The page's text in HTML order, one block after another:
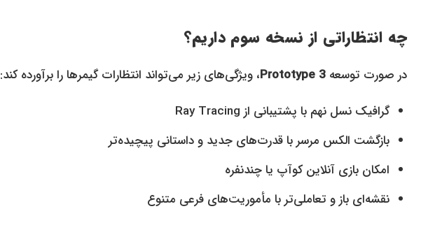
چه انتظاراتی از نسخه سوم داریم؟
در صورت توسعه
، ویژگی‌های زیر می‌تواند انتظارات گیمرها را برآورده کند:
گرافیک نسل نهم با پشتیبانی از Ray Tracing
بازگشت الکس مرسر با قدرت‌های جدید و داستانی پیچیده‌تر
امکان بازی آنلاین کوآپ یا چندنفره
نقشه‌ای باز و تعاملی‌تر با مأموریت‌های فرعی متنوع